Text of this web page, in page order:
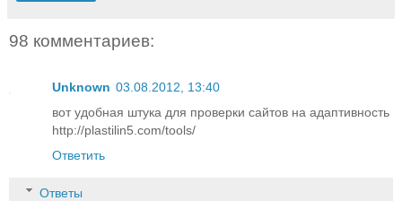
98 комментариев:
Unknown 03.08.2012, 13:40
вот удобная штука для проверки сайтов на адаптивность
http://plastilin5.com/tools/
Ответить
Ответы